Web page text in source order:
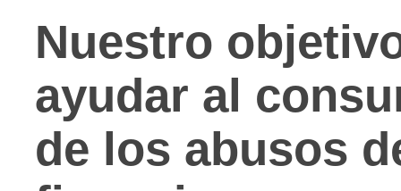
Nuestro
ayudar al
de los abusos